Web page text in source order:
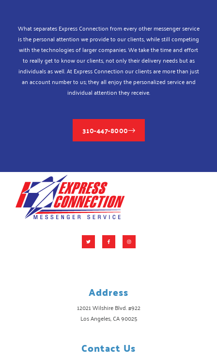
What separates Express Connection from every other messenger service
is the personal attention we provide to our clients, while still competing
with the technologies of larger companies. We take the time and effort
to really get to know our clients, not only their delivery needs but as
individuals as well. At Express Connection our clients are more than just
an account number to us; they all enjoy the personalized service and
individual attention they receive.
310-447-8000
Address
12021 Wilshire Blvd. #922
Los Angeles, CA 90025
Contact Us